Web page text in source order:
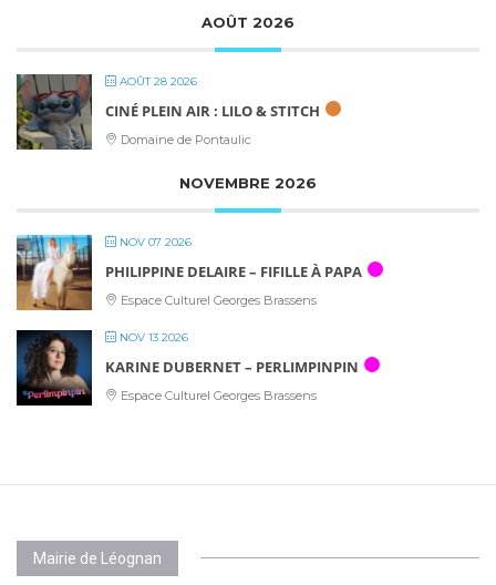
AOÛT 2026
AOÛT 28 2026
CINÉ PLEIN AIR : LILO & STITCH
Domaine de Pontaulic
NOVEMBRE 2026
NOV 07 2026
PHILIPPINE DELAIRE – FIFILLE À PAPA
Espace Culturel Georges Brassens
NOV 13 2026
KARINE DUBERNET – PERLIMPINPIN
Espace Culturel Georges Brassens
Mairie de Léognan